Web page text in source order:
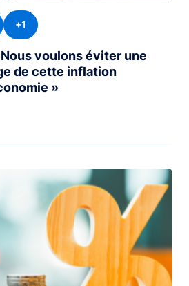
+1
voulons éviter une
de cette inflation
»